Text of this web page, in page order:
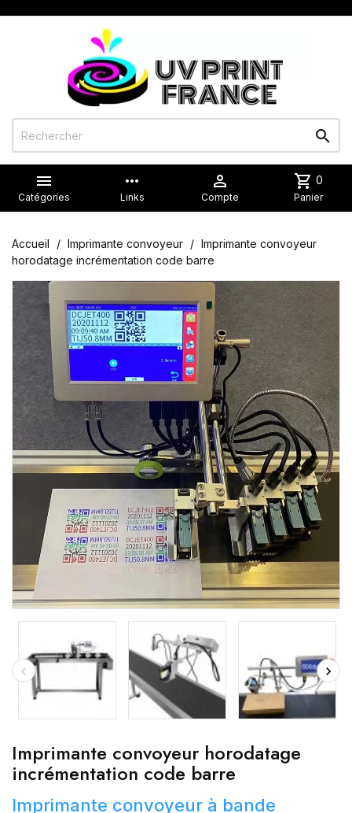


Catégories
more_horiz
Links

Compte
shopping_cart 0
Panier
Accueil Imprimante convoyeur
Imprimante convoyeur
horodatage incrémentation code barre
Imprimante convoyeur horodatage
incrémentation code barre
Imprimante convoyeur à bande